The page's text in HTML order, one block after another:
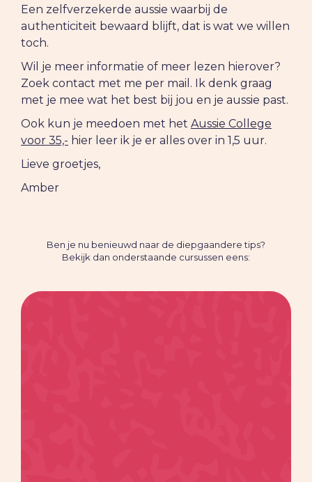
Een zelfverzekerde aussie waarbij de
authenticiteit bewaard blijft, dat is wat we willen
toch.
Wil je meer informatie of meer lezen hierover?
Zoek contact met me per mail. Ik denk graag
met je mee wat het best bij jou en je aussie past.
Ook kun je meedoen met het Aussie College
voor 35,- hier leer ik je er alles over in 1,5 uur.
Lieve groetjes,
Amber
Ben je nu benieuwd naar de diepgaandere tips?
Bekijk dan onderstaande cursussen eens: